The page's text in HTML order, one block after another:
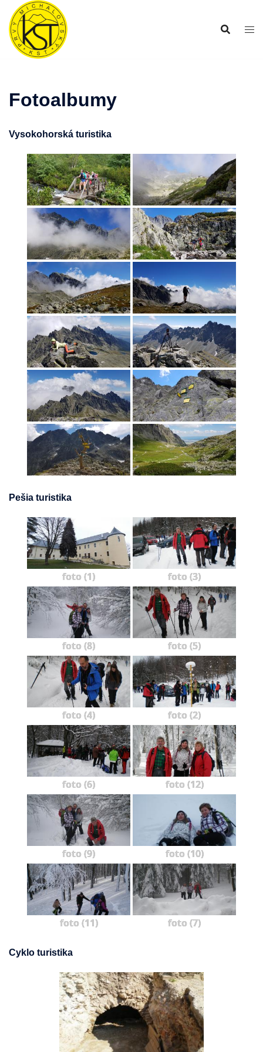
Preskočiť
obsah
Fotoalbumy
Vysokohorská turistika
Pešia turistika
foto (1) foto (3)
foto (8) foto (5)
foto (4) foto (2)
foto (6) foto (12)
foto (9) foto (10)
foto (11) foto (7)
Cyklo turistika